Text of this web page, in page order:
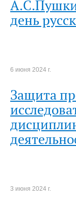
день
6 июня 2024 г.
Защита
3 июня 2024 г.